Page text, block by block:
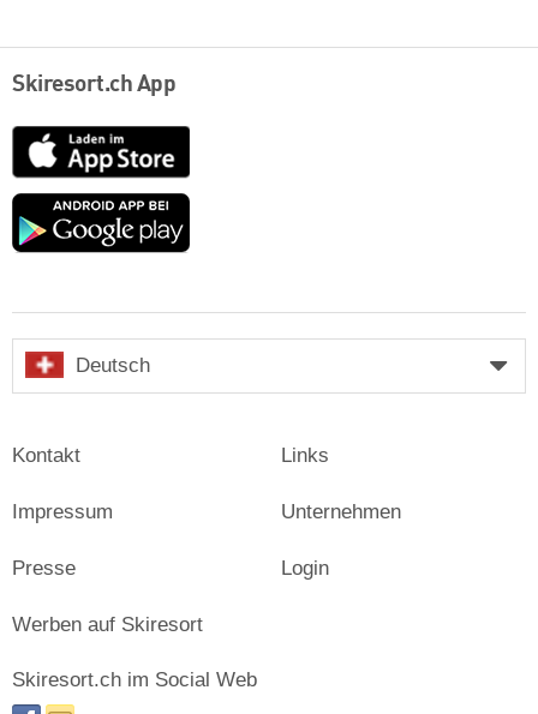
Skiresort.ch App
App
Store
Google
Deutsch
Kontakt
Impressum
Presse
Links
Unternehmen
Login
Werben auf Skiresort
Skiresort.ch im Social Web